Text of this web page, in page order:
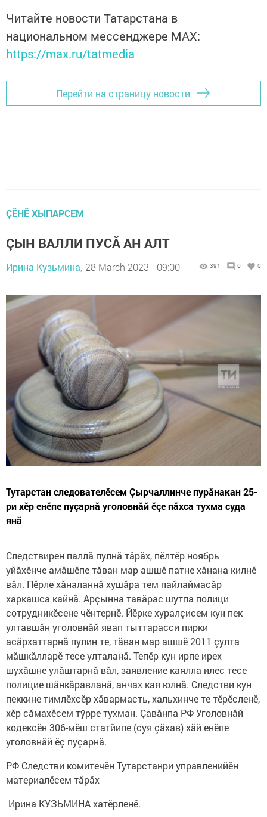
Читайте новости Татарстана в
национальном мессенджере MАХ:
https://max.ru/tatmedia
Перейти на страницу новости
ÇӖНӖ ХЫПАРСЕМ
ÇЫН ВАЛЛИ ПУСĂ АН АЛТ
Ирина Кузьмина, 28 March 2023 - 09:00 391 0 0
Тутарстан следователӗсем Çырчаллинче пурăнакан 25-
ри хӗр енӗпе пуçарнă уголовнăй ӗçе пăхса тухма суда
янă
Следствирен паллă пулнă тăрăх, пӗлтӗр ноябрь
уйăхӗнче амăшӗпе тăван мар ашшӗ патне хăнана килнӗ
вăл. Пӗрле хăналаннă хушăра тем пайлаймасăр
харкашса кайнă. Арçынна тавăрас шутпа полици
сотрудникӗсене чӗнтернӗ. Йӗрке хуралçисем кун пек
ултавшăн уголовнăй явап тыттарасси пирки
асăрхаттарнă пулин те, тăван мар ашшӗ 2011 çулта
мăшкăлларӗ тесе улталанă. Тепӗр кун ирпе ирех
шухăшне улăштарнă вăл, заявление каялла илес тесе
полицие шăнкăравланă, анчах кая юлнă. Следстви кун
пеккине тимлӗхсӗр хăвармасть, хальхинче те тӗрӗсленӗ,
хӗр сăмахӗсем тӳрре тухман. Çавăнпа РФ Уголовнăй
кодексӗн 306-мӗш статйипе (суя çăхав) хăй енӗпе
уголовнăй ӗç пуçарнă.
РФ Следстви комитечӗн Тутарстанри управленийӗн
материалӗсем тăрăх
Ирина КУЗЬМИНА хатӗрленӗ.